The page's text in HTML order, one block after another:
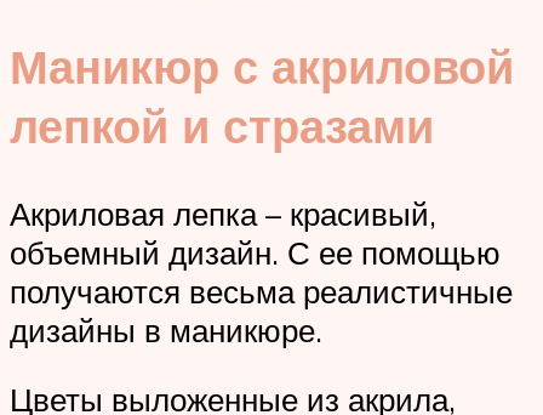
Маникюр с акриловой
лепкой и стразами
Акриловая лепка – красивый,
объемный дизайн. С ее помощью
получаются весьма реалистичные
дизайны в маникюре.
Цветы выложенные из акрила,